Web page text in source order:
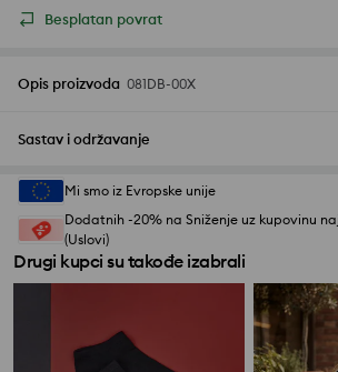
Besplatan povrat
Opis proizvoda 081DB-00X
Sastav i održavanje
Mi smo iz Evropske unije
Dodatnih -20% na Sniženje uz kupovinu
(Uslovi)
Drugi kupci su takođe izabrali